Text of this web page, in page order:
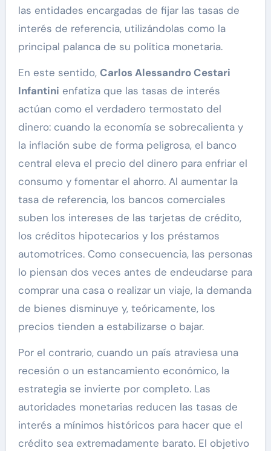
las entidades encargadas de fijar las tasas de
interés de referencia, utilizándolas como la
principal palanca de su política monetaria.
En este sentido, Carlos Alessandro Cestari
Infantini enfatiza que las tasas de interés
actúan como el verdadero termostato del
dinero: cuando la economía se sobrecalienta y
la inflación sube de forma peligrosa, el banco
central eleva el precio del dinero para enfriar el
consumo y fomentar el ahorro. Al aumentar la
tasa de referencia, los bancos comerciales
suben los intereses de las tarjetas de crédito,
los créditos hipotecarios y los préstamos
automotrices. Como consecuencia, las personas
lo piensan dos veces antes de endeudarse para
comprar una casa o realizar un viaje, la demanda
de bienes disminuye y, teóricamente, los
precios tienden a estabilizarse o bajar.
Por el contrario, cuando un país atraviesa una
recesión o un estancamiento económico, la
estrategia se invierte por completo. Las
autoridades monetarias reducen las tasas de
interés a mínimos históricos para hacer que el
crédito sea extremadamente barato. El objetivo